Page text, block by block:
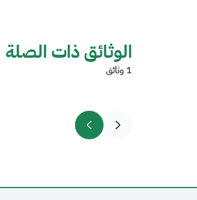
الوثائق ذات الصلة
1 وثائق